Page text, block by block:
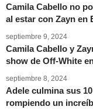
Camila Cabello no
al estar con Zayn en
septiembre 9, 2024
Camila Cabello y
show de Off-White
septiembre 8, 2024
Adele culmina sus
rompiendo un